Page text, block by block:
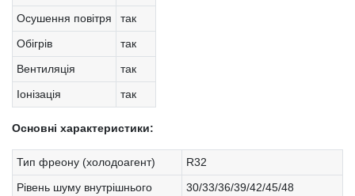
Осушення повітря
так
Обігрів
так
Вентиляція
так
Іонізація
так
Основні характеристики:
Тип фреону (холодоагент)
R32
Рівень шуму внутрішнього
30/33/36/39/42/45/48